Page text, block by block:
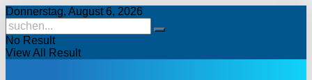
Donnerstag, August 6, 2026
No Result
View All Result